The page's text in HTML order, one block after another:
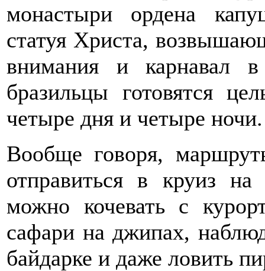
монастыри ордена
статуя Христа,
внимания и карнавал
бразильцы готовятся
четыре дня и четыре ночи.
Вообще говоря,
отправиться в круиз на
можно кочевать с
сафари на джипах,
байдарке и даже ловить